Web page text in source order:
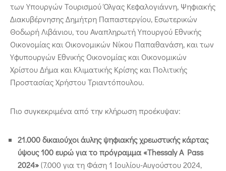
των Υπουργών Τουρισμού Όλγας Κεφαλογιάννη, Ψηφιακής
Διακυβέρνησης Δημήτρη Παπαστεργίου, Εσωτερικών
Θοδωρή Λιβάνιου, του Αναπληρωτή Υπουργού Εθνικής
Οικονομίας και Οικονομικών Νίκου Παπαθανάση, και των
Υφυπουργών Εθνικής Οικονομίας και Οικονομικών
Χρίστου Δήμα και Κλιματικής Κρίσης και Πολιτικής
Προστασίας Χρήστου Τριαντόπουλου.
Πιο συγκεκριμένα από την κλήρωση προέκυψαν:
21.000 δικαιούχοι άυλης ψηφιακής χρεωστικής κάρτας
ύψους 100 ευρώ για το πρόγραμμα «Thessaly A Pass
2024»(7.000 για τη Φάση 1 Ιουλίου-Αυγούστου 2024,